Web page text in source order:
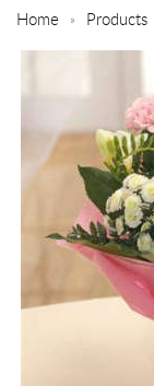
Home Products